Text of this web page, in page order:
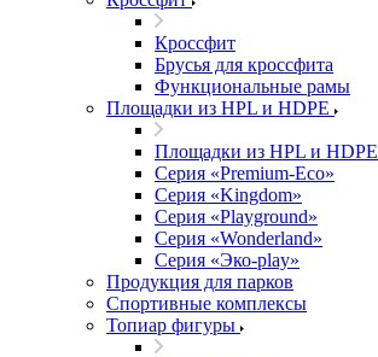
Кроссфит
Брусья для кроссфита
Функциональные рамы
Площадки из HPL и HDPE
Площадки из HPL и HDPE
Серия «Premium-Eco»
Серия «Kingdom»
Серия «Playground»
Серия «Wonderland»
Серия «Эко-play»
Продукция для парков
Спортивные комплексы
Топиар фигуры